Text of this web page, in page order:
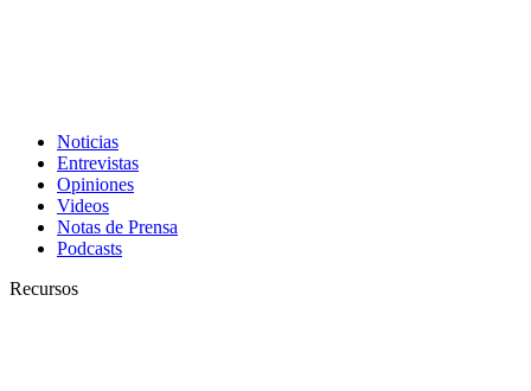
Noticias
Entrevistas
Opiniones
Videos
Notas de Prensa
Podcasts
Recursos